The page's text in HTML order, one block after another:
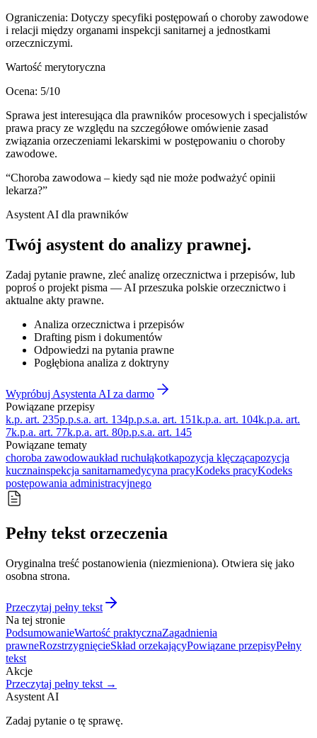
Ograniczenia: Dotyczy specyfiki postępowań o choroby zawodowe
i relacji między organami inspekcji sanitarnej a jednostkami
orzeczniczymi.
Wartość merytoryczna
Ocena: 5/10
Sprawa jest interesująca dla prawników procesowych i specjalistów
prawa pracy ze względu na szczegółowe omówienie zasad
związania orzeczeniami lekarskimi w postępowaniu o choroby
zawodowe.
“Choroba zawodowa – kiedy sąd nie może podważyć opinii
lekarza?”
Asystent AI dla prawników
Twój asystent do analizy prawnej.
Zadaj pytanie prawne, zleć analizę orzecznictwa i przepisów, lub
poproś o projekt pisma — AI przeszuka polskie orzecznictwo i
aktualne akty prawne.
Analiza orzecznictwa i przepisów
Drafting pism i dokumentów
Odpowiedzi na pytania prawne
Pogłębiona analiza z doktryny
Wypróbuj Asystenta AI za darmo
Powiązane przepisy
k.p. art. 235p.p.s.a. art. 134p.p.s.a. art. 151k.p.a. art. 104k.p.a. art.
7k.p.a. art. 77k.p.a. art. 80p.p.s.a. art. 145
Powiązane tematy
choroba zawodowaukład ruchułąkotkapozycja klęczącapozycja
kucznainspekcja sanitarnamedycyna pracyKodeks pracyKodeks
postępowania administracyjnego
Pełny tekst orzeczenia
Oryginalna treść postanowienia (niezmieniona). Otwiera się jako
osobna strona.
Przeczytaj pełny tekst
Na tej stronie
PodsumowanieWartość praktycznaZagadnienia
prawneRozstrzygnięcieSkład orzekającyPowiązane przepisyPełny
tekst
Akcje
Przeczytaj pełny tekst →
Asystent AI
Zadaj pytanie o tę sprawę.